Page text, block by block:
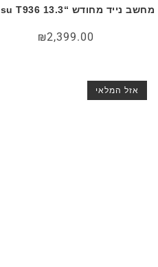
מחשב נייד מחודש “Fujitsu T936 13.3
₪2,399.00
אזל המלאי